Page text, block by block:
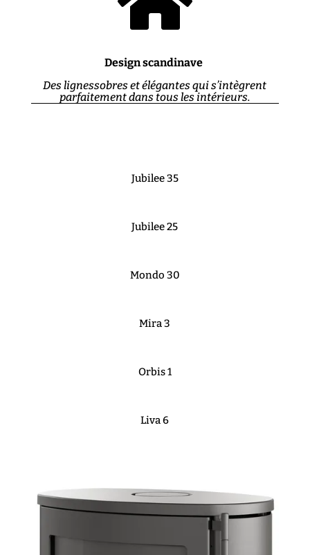
Design scandinave
Des lignessobres et élégantes qui s’intègrent
parfaitement dans tous les intérieurs.
Jubilee 35
Jubilee 25
Mondo 30
Mira 3
Orbis 1
Liva 6